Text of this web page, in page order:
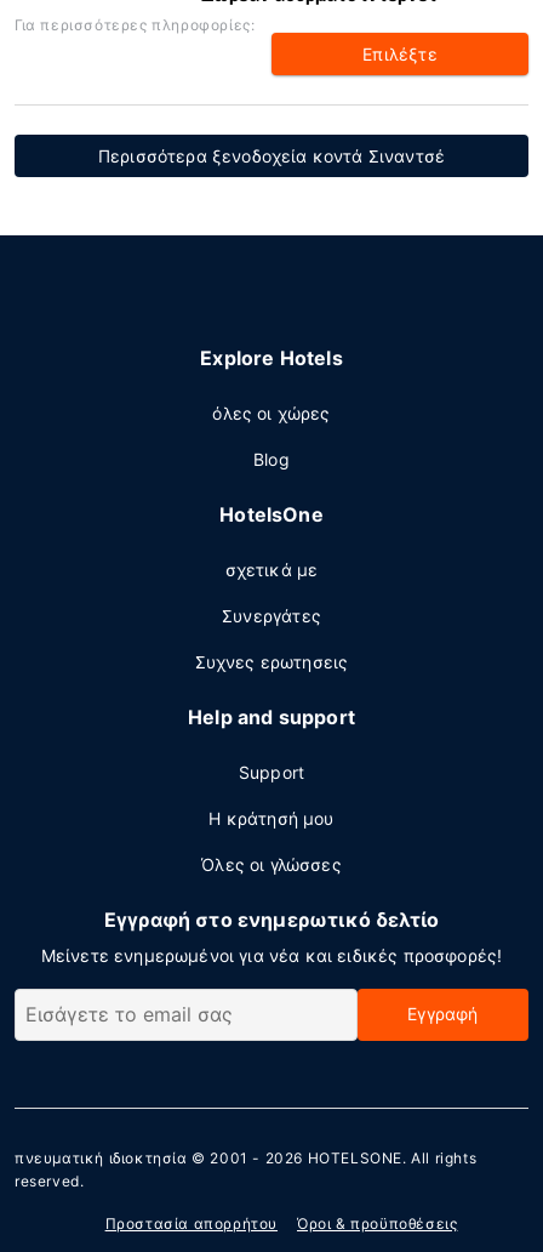
Για περισσότερες πληροφορίες:
Επιλέξτε
Περισσότερα ξενοδοχεία κοντά Σιναντσέ
Explore Hotels
όλες οι χώρες
Blog
HotelsOne
σχετικά με
Συνεργάτες
Συχνες ερωτησεις
Help and support
Support
Η κράτησή μου
Όλες οι γλώσσες
Εγγραφή στο ενημερωτικό δελτίο
Μείνετε ενημερωμένοι για νέα και ειδικές προσφορές!
Εγγραφή
πνευματική ιδιοκτησία © 2001 - 2026 HOTELSONE. All rights
reserved.
Προστασία απορρήτου Όροι & προϋποθέσεις